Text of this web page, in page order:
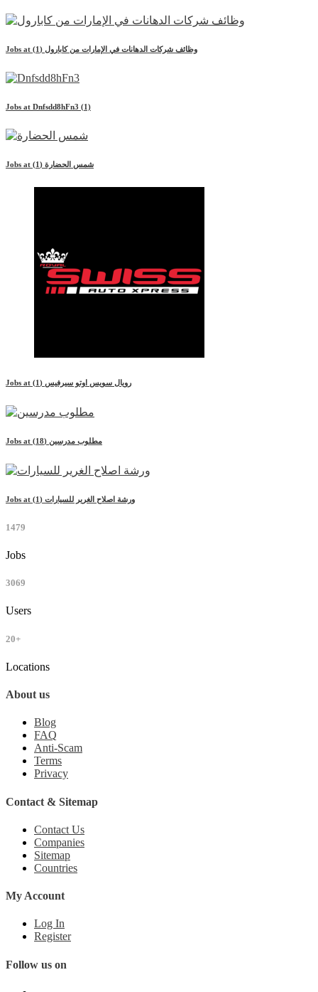
Jobs at وظائف شركات الدهانات في الإمارات من كابارول (1)
Jobs at Dnfsdd8hFn3 (1)
Jobs at شمس الحضارة (1)
Jobs at رويال سويس اوتو سيرفيس (1)
Jobs at مطلوب مدرسين (18)
Jobs at ورشة اصلاح الغرير للسيارات (1)
1479
Jobs
3069
Users
20+
Locations
About us
Blog
FAQ
Anti-Scam
Terms
Privacy
Contact & Sitemap
Contact Us
Companies
Sitemap
Countries
My Account
Log In
Register
Follow us on